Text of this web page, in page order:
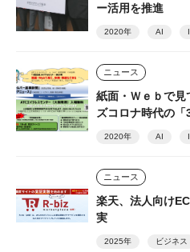
ー活用を推進
2020年 AI
ニュース
紙面・Ｗｅｂで
ズコロナ時代の
2020年 AI
ニュース
楽天、法人向け
実
2025年 ビジネス